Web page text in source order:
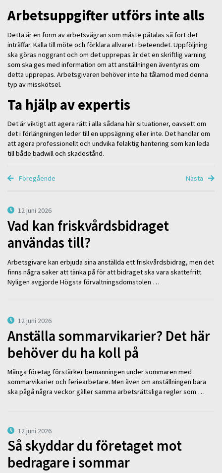
Arbetsuppgifter utförs inte alls
Detta är en form av arbetsvägran som måste påtalas så fort det
inträffar. Kalla till möte och förklara allvaret i beteendet. Uppföljning
ska göras noggrant och om det upprepas är det en skriftlig varning
som ska ges med information om att anställningen äventyras om
detta upprepas. Arbetsgivaren behöver inte ha tålamod med denna
typ av misskötsel.
Ta hjälp av expertis
Det är viktigt att agera rätt i alla sådana här situationer, oavsett om
det i förlängningen leder till en uppsägning eller inte. Det handlar om
att agera professionellt och undvika felaktig hantering som kan leda
till både badwill och skadestånd.
Föregående Nästa
12 juni 2026
Vad kan friskvårdsbidraget
användas till?
Arbetsgivare kan erbjuda sina anställda ett friskvårdsbidrag, men det
finns några saker att tänka på för att bidraget ska vara skattefritt.
Nyligen avgjorde Högsta förvaltningsdomstolen …
12 juni 2026
Anställa sommarvikarier? Det här
behöver du ha koll på
Många företag förstärker bemanningen under sommaren med
sommarvikarier och feriearbetare. Men även om anställningen bara
ska pågå några veckor gäller samma arbetsrättsliga regler som …
12 juni 2026
Så skyddar du företaget mot
bedragare i sommar